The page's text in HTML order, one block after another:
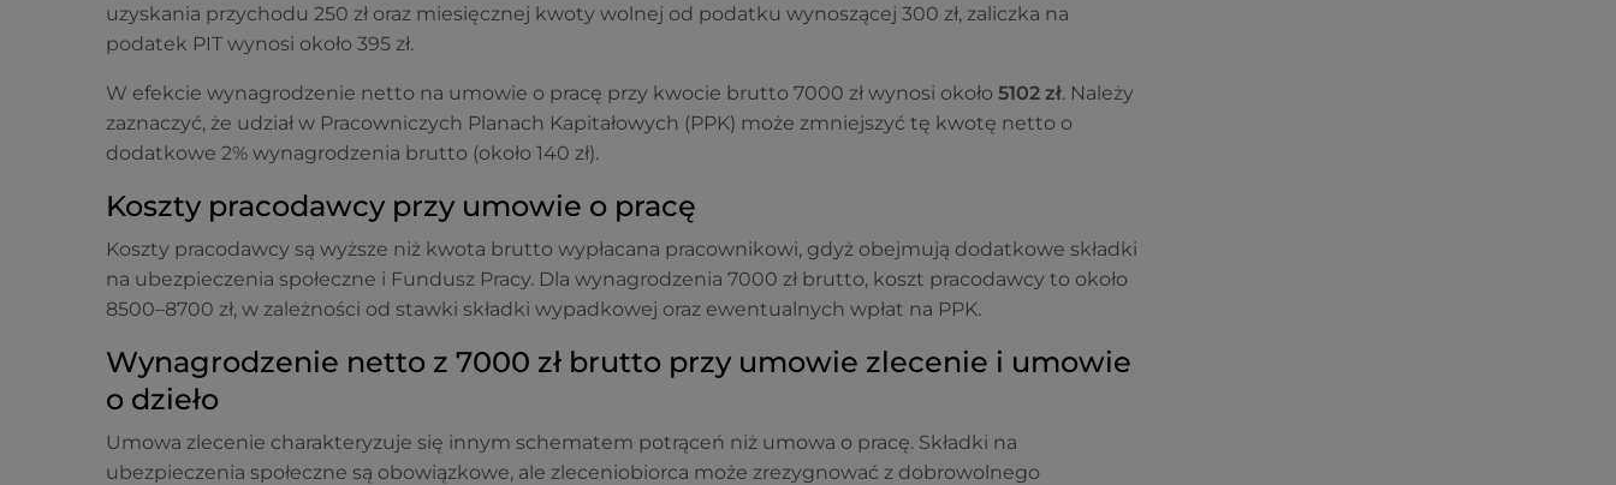
uzyskania przychodu 250 zł oraz miesięcznej kwoty wolnej od podatku wynoszącej 300 zł, zaliczka na
podatek PIT wynosi około 395 zł.
W efekcie wynagrodzenie netto na umowie o pracę przy kwocie brutto 7000 zł wynosi około 5102 zł. Należy
zaznaczyć, że udział w Pracowniczych Planach Kapitałowych (PPK) może zmniejszyć tę kwotę netto o
dodatkowe 2% wynagrodzenia brutto (około 140 zł).
Koszty pracodawcy przy umowie o pracę
Koszty pracodawcy są wyższe niż kwota brutto wypłacana pracownikowi, gdyż obejmują dodatkowe składki
na ubezpieczenia społeczne i Fundusz Pracy. Dla wynagrodzenia 7000 zł brutto, koszt pracodawcy to około
8500–8700 zł, w zależności od stawki składki wypadkowej oraz ewentualnych wpłat na PPK.
Wynagrodzenie netto z 7000 zł brutto przy umowie zlecenie i umowie
o dzieło
Umowa zlecenie charakteryzuje się innym schematem potrąceń niż umowa o pracę. Składki na
ubezpieczenia społeczne są obowiązkowe, ale zleceniobiorca może zrezygnować z dobrowolnego